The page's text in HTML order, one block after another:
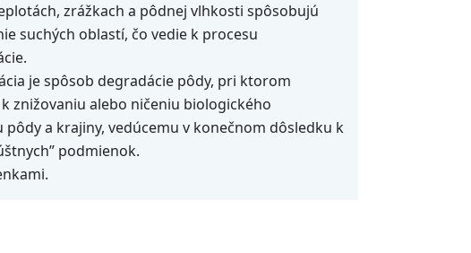
zrážkach a pôdnej vlhkosti spôsobujú
suchých oblastí, čo vedie k procesu
je spôsob degradácie pôdy, pri ktorom
znižovaniu alebo ničeniu biologického
pôdy a krajiny, vedúcemu v konečnom dôsledku k
podmienok.